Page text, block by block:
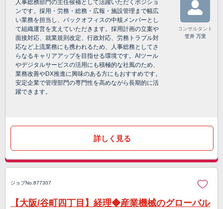
人事総務部門の主任候補として活躍いただくポジショ
ンです。採用・労務・総務・広報・施設管理まで幅広
い業務を担当し、バックオフィスの中核メンバーとし
て組織運営を支えていただきます。採用計画の立案や
面接対応、就業規則改定、行政対応、労務トラブル対
応など上流業務にも携われるため、人事総務としてさ
らなるキャリアアップを目指せる環境です。AIツール
やデジタルサービスの活用にも積極的な社風のため、
業務改善やDX推進に興味のある方にもおすすめです。
安定企業で管理部門の専門性を高めながら長期的に活
躍できます。
コンサルタント
笠井 万里
詳しく見る
ジョブNo.877307
【大阪/谷町四丁目】経理◆産業機械のグローバル